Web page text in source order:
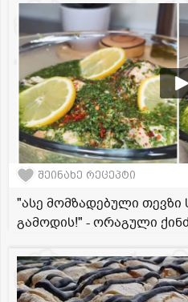
შეინახე რეცეპტი
"ასე მომზადებული
გამოდის!" - ორაგული